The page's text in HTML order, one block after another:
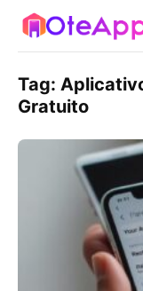
Tag:
Gratuito